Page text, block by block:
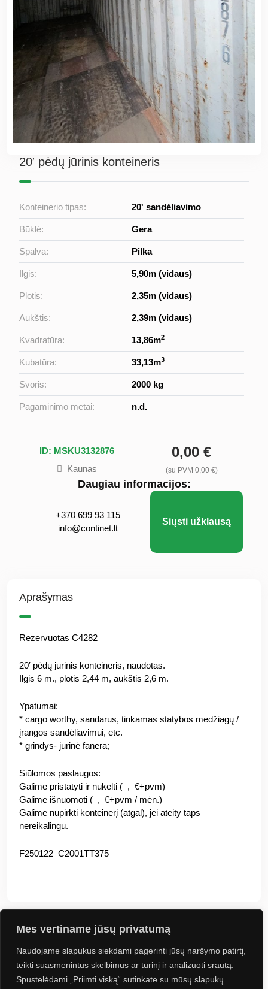
Mes vertiname jūsų privatumą
Naudojame slapukus siekdami pagerinti jūsų naršymo patirtį,
teikti suasmenintus skelbimus ar turinį ir analizuoti srautą.
Spustelėdami „Priimti viską“ sutinkate su mūsų slapukų
20′ pėdų jūrinis konteineris
Konteinerio tipas: 20' sandėliavimo
Būklė: Gera
Spalva: Pilka
Ilgis: 5,90m (vidaus)
Plotis: 2,35m (vidaus)
Aukštis: 2,39m (vidaus)
Kvadratūra: 13,86m2
Kubatūra: 33,13m3
Svoris: 2000 kg
Pagaminimo metai: n.d.
ID: MSKU3132876
Kaunas
0,00 €
(su PVM 0,00 €)
Daugiau informacijos:
+370 699 93 115
info@continet.lt
Siųsti užklausą
Aprašymas
Rezervuotas C4282
20′ pėdų jūrinis konteineris, naudotas.
Ilgis 6 m., plotis 2,44 m, aukštis 2,6 m.
Ypatumai:
* cargo worthy, sandarus, tinkamas statybos medžiagų /
įrangos sandėliavimui, etc.
* grindys- jūrinė fanera;
Siūlomos paslaugos:
Galime pristatyti ir nukelti (–,–€+pvm)
Galime išnuomoti (–,–€+pvm / mėn.)
Galime nupirkti konteinerį (atgal), jei ateity taps
nereikalingu.
F250122_C2001TT375_
Jus gali sudominti